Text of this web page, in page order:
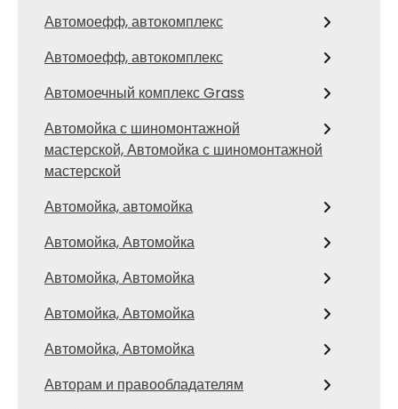
Автомоефф, автокомплекс
Автомоефф, автокомплекс
Автомоечный комплекс Grass
Автомойка с шиномонтажной
мастерской, Автомойка с шиномонтажной
мастерской
Автомойка, автомойка
Автомойка, Автомойка
Автомойка, Автомойка
Автомойка, Автомойка
Автомойка, Автомойка
Авторам и правообладателям